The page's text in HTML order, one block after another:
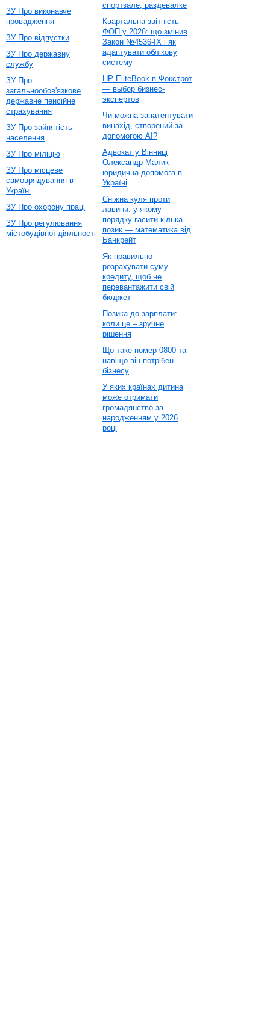
ЗУ Про виконавче
провадження
ЗУ Про відпустки
ЗУ Про державну
службу
ЗУ Про
загальнообов'язкове
державне пенсійне
страхування
ЗУ Про зайнятість
населення
ЗУ Про міліцію
ЗУ Про місцеве
самоврядування в
Україні
ЗУ Про охорону праці
ЗУ Про регулювання
містобудівної діяльності
спортзале, раздевалке
Квартальна звітність
ФОП у 2026: що змінив
Закон №4536-IX і як
адаптувати облікову
систему
HP EliteBook в Фокстрот
— выбор бизнес-
экспертов
Чи можна запатентувати
винахід, створений за
допомогою AI?
Адвокат у Вінниці
Олександр Малик —
юридична допомога в
Україні
Сніжна куля проти
лавини: у якому
порядку гасити кілька
позик — математика від
Банкрейт
Як правильно
розрахувати суму
кредиту, щоб не
перевантажити свій
бюджет
Позика до зарплати:
коли це – зручне
рішення
Що таке номер 0800 та
навіщо він потрібен
бізнесу
У яких країнах дитина
може отримати
громадянство за
народженням у 2026
році